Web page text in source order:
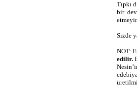
Tıpkı
bir
Sizde
NOT:
edilir.